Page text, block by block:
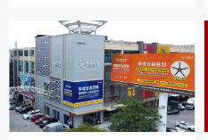
级迫在眉睫，所以顺景软件科
技为其实现数字化工厂系统的
迭代升级。借助顺景团队近二
十年专研制造业数字化管理所
积淀的能力和经验，这次的数
字化升级将帮助涂亿科技建立